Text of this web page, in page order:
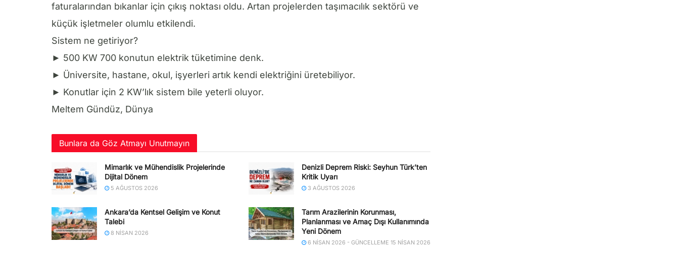
faturalarından bıkanlar için çıkış noktası oldu. Artan projelerden taşımacılık sektörü ve
küçük işletmeler olumlu etkilendi.
Sistem ne getiriyor?
► 500 KW 700 konutun elektrik tüketimine denk.
► Üniversite, hastane, okul, işyerleri artık kendi elektriğini üretebiliyor.
► Konutlar için 2 KW’lık sistem bile yeterli oluyor.
Meltem Gündüz, Dünya
Bunlara da Göz Atmayı Unutmayın
Mimarlık ve Mühendislik Projelerinde
Dijital Dönem
5 AĞUSTOS 2026
Denizli Deprem Riski: Seyhun Türk’ten
Kritik Uyarı
3 AĞUSTOS 2026
Ankara’da Kentsel Gelişim ve Konut
Talebi
8 NISAN 2026
Tarım Arazilerinin Korunması,
Planlanması ve Amaç Dışı Kullanımında
Yeni Dönem
6 NISAN 2026 - GÜNCELLEME 15 NISAN 2026